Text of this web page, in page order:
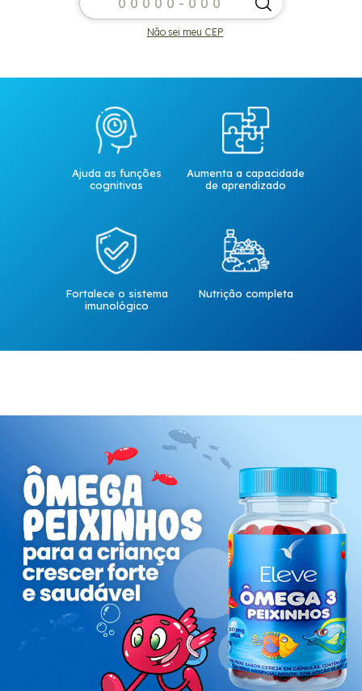
Entregas para o CEP: ALTERAR CEP
Não sei meu CEP
Ajuda as funções
cognitivas
Aumenta a capacidade
de aprendizado
Fortalece o sistema
imunológico
Nutrição completa